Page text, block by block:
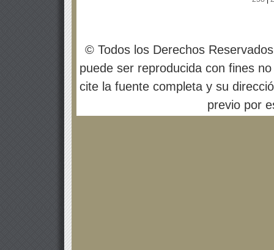
© Todos los Derechos
puede ser reproducida con fines
cite la fuente completa y su
previo por